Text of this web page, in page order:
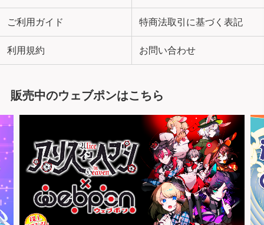
ご利用ガイド 特商法取引に基づく表記
利用規約 お問い合わせ
販売中のウェブポンはこちら